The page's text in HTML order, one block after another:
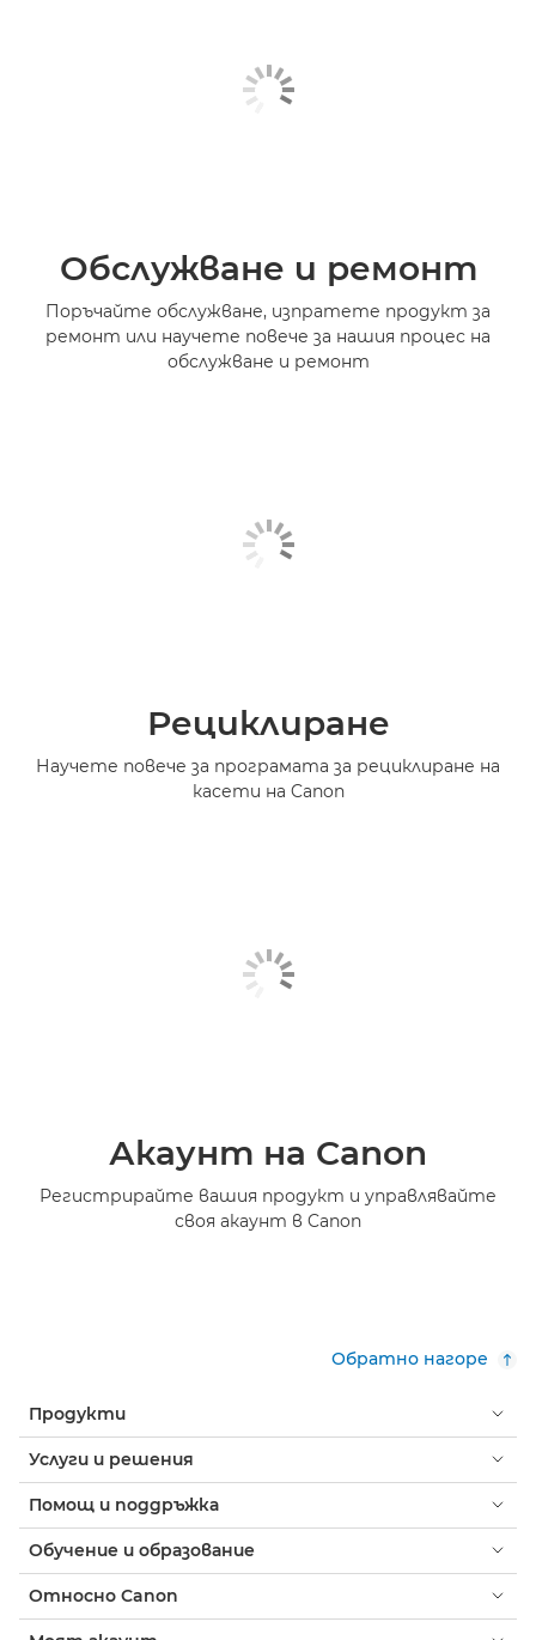
Обслужване и ремонт
Поръчайте обслужване, изпратете продукт за
ремонт или научете повече за нашия процес на
обслужване и ремонт
Рециклиране
Научете повече за програмата за рециклиране на
касети на Canon
Акаунт на Canon
Регистрирайте вашия продукт и управлявайте
своя акаунт в Canon
Обратно нагоре
Продукти
Услуги и решения
Помощ и поддръжка
Обучение и образование
Относно Canon